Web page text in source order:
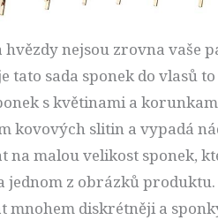
hvězdy nejsou zrovna vaše
tato sada sponek do vlasů
s květinami a
kovových slitin a vypadá
na malou velikost sponek,
jednom z obrázků
mnohem diskrétněji a